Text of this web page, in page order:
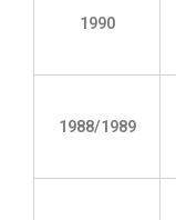
1990
1988/1989